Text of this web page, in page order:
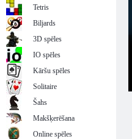
Tetris
Biljards
3D spēles
IO spēles
Kāršu spēles
Solitaire
Šahs
Makšķerēšana
Online spēles